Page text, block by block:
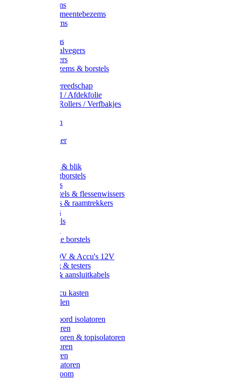
Straatbezems
Stads- / Gemeentebezems
Terrasbezems
Gootbezems
Kamer-/Zaalvegers
Vloertrekkers
Onkruidbezems & borstels
Schildersgereedschap
Afplakband / Afdekfolie
Kwasten / Rollers / Verfbakjes
Afdekfoliën
Schuurpapier
Handveger & blik
Voetenveegborstels
Handvegers
Afwasborstels & flessenwissers
Wasborstels & raamtrekkers
Tonborstels
Werkborstels
Hygienische borstels
Batterijen 9V & Accu's 12V
Beveiliging & testers
Kabelsets & aansluitkabels
Metalen accu kasten
Zonnepanelen
Draad & koord isolatoren
Ringisolatoren
Extra isolatoren & topisolatoren
Hoekisolatoren
Lintisolatoren
Afstandisolatoren
Isolatorenboom